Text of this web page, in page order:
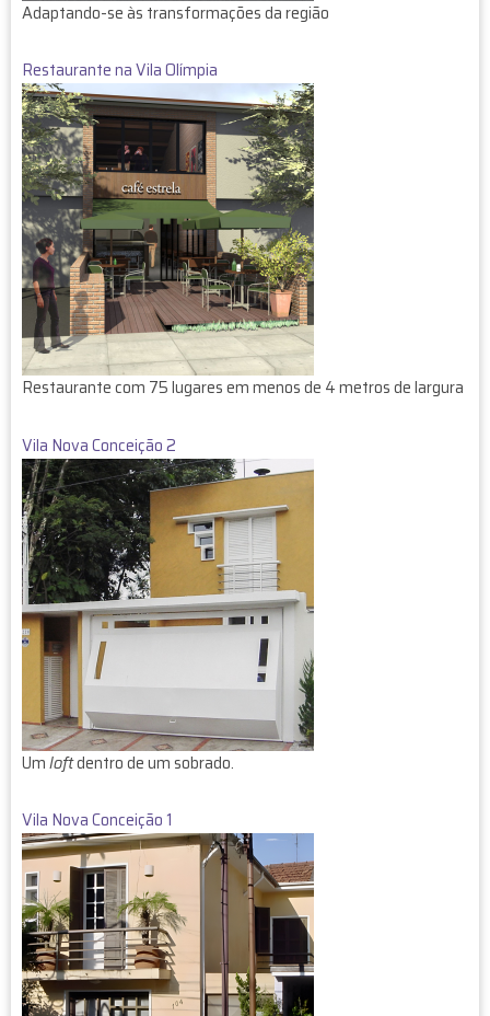
Adaptando-se às transformações da região
Restaurante na Vila Olímpia
Restaurante com 75 lugares em menos de 4 metros de largura
Vila Nova Conceição 2
Umloftdentro de um sobrado.
Vila Nova Conceição 1